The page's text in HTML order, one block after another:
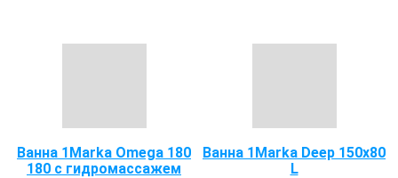
Ванна 1Marka Omega 180
180 с гидромассажем
Ванна 1Marka Deep 150х80
L